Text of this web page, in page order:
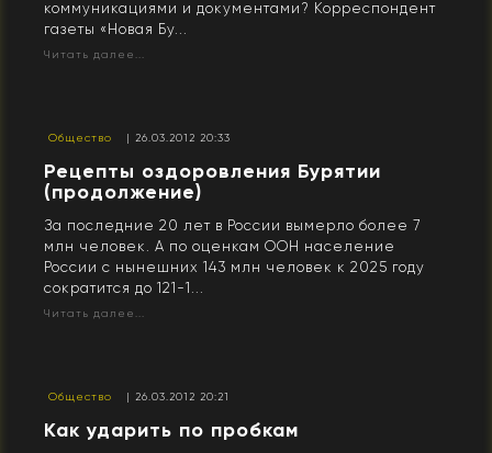
коммуникациями и документами? Корреспондент
газеты «Новая Бу...
Читать далее...
Общество | 26.03.2012 20:33
Рецепты оздоровления Бурятии
(продолжение)
За последние 20 лет в России вымерло более 7
млн человек. А по оценкам ООН население
России с нынешних 143 млн человек к 2025 году
сократится до 121-1...
Читать далее...
Общество | 26.03.2012 20:21
Как ударить по пробкам